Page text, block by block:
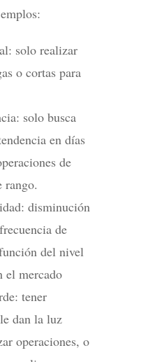
solo realizar
o cortas para
solo busca
en días
de
rango.
disminución
de
del nivel
el mercado
tener
dan la luz
operaciones, o